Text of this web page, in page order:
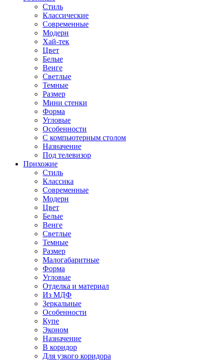
Стиль
Классические
Современные
Модерн
Хай-тек
Цвет
Белые
Венге
Светлые
Темные
Размер
Мини стенки
Форма
Угловые
Особенности
С компьютерным столом
Назначение
Под телевизор
Прихожие
Стиль
Классика
Современные
Модерн
Цвет
Белые
Венге
Светлые
Темные
Размер
Малогабаритные
Форма
Угловые
Отделка и материал
Из МДФ
Зеркальные
Особенности
Купе
Эконом
Назначение
В коридор
Для узкого коридора